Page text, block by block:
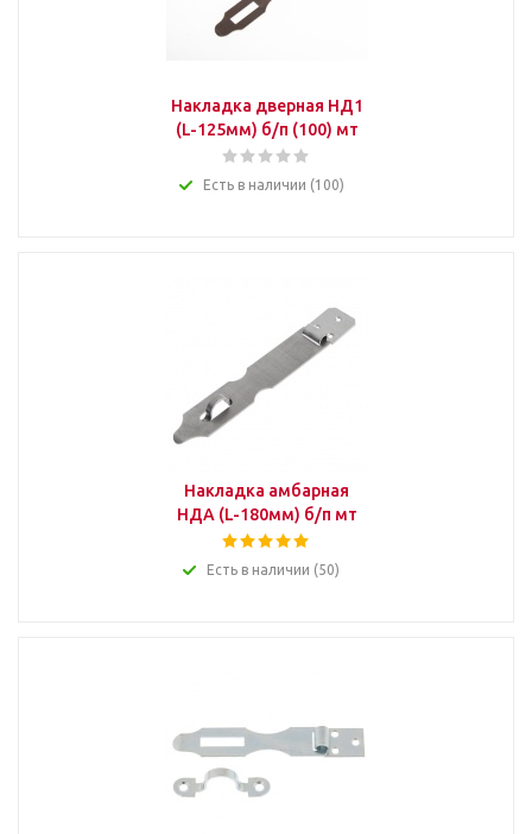
Накладка дверная НД1
(L-125мм) б/п (100) мт
Есть в наличии (100)
Накладка амбарная
НДА (L-180мм) б/п мт
Есть в наличии (50)